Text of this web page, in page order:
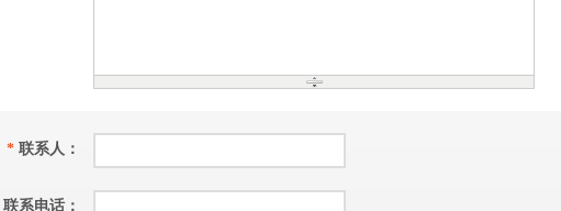
* 联系人：
联系电话：